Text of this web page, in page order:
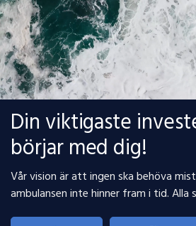
Din viktigaste
börjar med dig!
Vår vision är att ingen ska behöva
ambulansen inte hinner fram i tid. Alla